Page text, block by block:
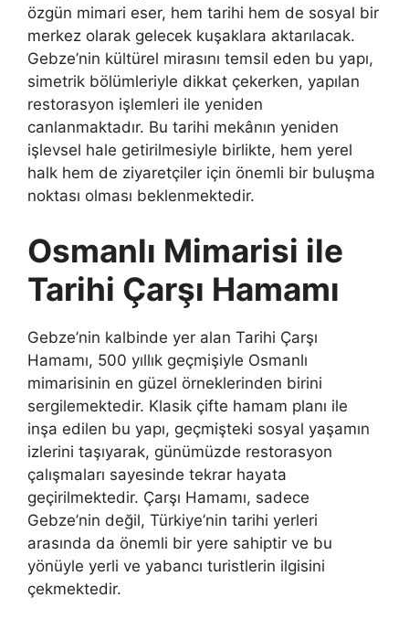
özgün mimari eser, hem tarihi hem de sosyal bir
merkez olarak gelecek kuşaklara aktarılacak.
Gebze’nin kültürel mirasını temsil eden bu yapı,
simetrik bölümleriyle dikkat çekerken, yapılan
restorasyon işlemleri ile yeniden
canlanmaktadır. Bu tarihi mekânın yeniden
işlevsel hale getirilmesiyle birlikte, hem yerel
halk hem de ziyaretçiler için önemli bir buluşma
noktası olması beklenmektedir.
Osmanlı Mimarisi ile
Tarihi Çarşı Hamamı
Gebze’nin kalbinde yer alan Tarihi Çarşı
Hamamı, 500 yıllık geçmişiyle Osmanlı
mimarisinin en güzel örneklerinden birini
sergilemektedir. Klasik çifte hamam planı ile
inşa edilen bu yapı, geçmişteki sosyal yaşamın
izlerini taşıyarak, günümüzde restorasyon
çalışmaları sayesinde tekrar hayata
geçirilmektedir. Çarşı Hamamı, sadece
Gebze’nin değil, Türkiye’nin tarihi yerleri
arasında da önemli bir yere sahiptir ve bu
yönüyle yerli ve yabancı turistlerin ilgisini
çekmektedir.